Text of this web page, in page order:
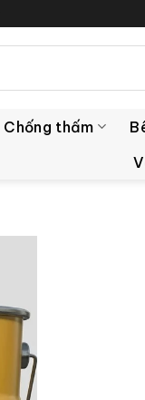
Chống thấm